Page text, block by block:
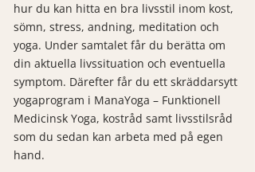
hur du kan hitta en bra livsstil inom kost,
sömn, stress, andning, meditation och
yoga. Under samtalet får du berätta om
din aktuella livssituation och eventuella
symptom. Därefter får du ett skräddarsytt
yogaprogram i ManaYoga – Funktionell
Medicinsk Yoga, kostråd samt livsstilsråd
som du sedan kan arbeta med på egen
hand.